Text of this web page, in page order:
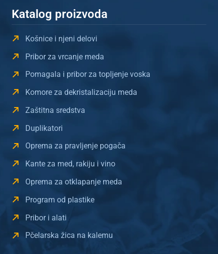
Katalog proizvoda
Košnice i njeni delovi
Pribor za vrcanje meda
Pomagala i pribor za topljenje voska
Komore za dekristalizaciju meda
Zaštitna sredstva
Duplikatori
Oprema za pravljenje pogača
Kante za med, rakiju i vino
Oprema za otklapanje meda
Program od plastike
Pribor i alati
Pčelarska žica na kalemu